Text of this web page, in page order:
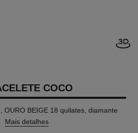
COCO
OURO BEIGE 18 quilates, diamante
Mais detalhes